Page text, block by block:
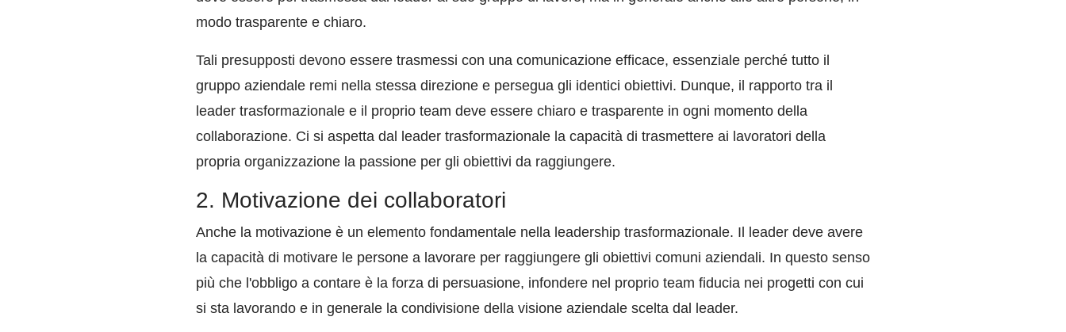
modo trasparente e chiaro.
Tali presupposti devono essere trasmessi con una comunicazione efficace, essenziale perché tutto il
gruppo aziendale remi nella stessa direzione e persegua gli identici obiettivi. Dunque, il rapporto tra il
leader trasformazionale e il proprio team deve essere chiaro e trasparente in ogni momento della
collaborazione. Ci si aspetta dal leader trasformazionale la capacità di trasmettere ai lavoratori della
propria organizzazione la passione per gli obiettivi da raggiungere.
2. Motivazione dei collaboratori
Anche la motivazione è un elemento fondamentale nella leadership trasformazionale. Il leader deve avere
la capacità di motivare le persone a lavorare per raggiungere gli obiettivi comuni aziendali. In questo senso
più che l'obbligo a contare è la forza di persuasione, infondere nel proprio team fiducia nei progetti con cui
si sta lavorando e in generale la condivisione della visione aziendale scelta dal leader.